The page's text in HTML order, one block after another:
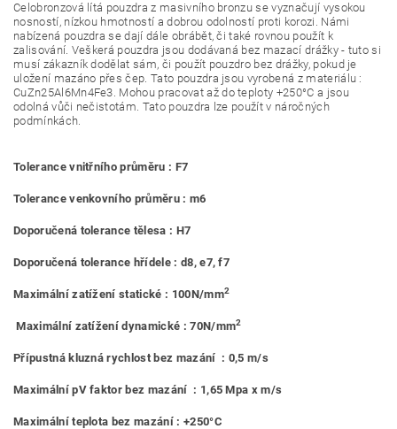
Celobronzová lítá pouzdra z masivního bronzu se vyznačují vysokou
nosností, nízkou hmotností a dobrou odolností proti korozi. Námi
nabízená pouzdra se dají dále obrábět, či také rovnou použít k
zalisování. Veškerá pouzdra jsou dodávaná bez mazací drážky - tuto si
musí zákazník dodělat sám, či použít pouzdro bez drážky, pokud je
uložení mazáno přes čep. Tato pouzdra jsou vyrobená z materiálu :
CuZn25Al6Mn4Fe3. Mohou pracovat až do teploty +250°C a jsou
odolná vůči nečistotám. Tato pouzdra lze použít v náročných
podmínkách.
Tolerance vnitřního průměru : F7
Tolerance venkovního průměru : m6
Doporučená tolerance tělesa : H7
Doporučená tolerance hřídele : d8, e7, f7
Maximální zatížení statické : 100N/mm2
Maximální zatížení dynamické : 70N/mm2
Přípustná kluzná rychlost bez mazání : 0,5 m/s
Maximální pV faktor bez mazání : 1,65 Mpa x m/s
Maximální teplota bez mazání : +250°C